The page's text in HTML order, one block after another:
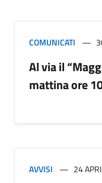
COMUNICATI
Al via il
mattina ore
AVVISI 24